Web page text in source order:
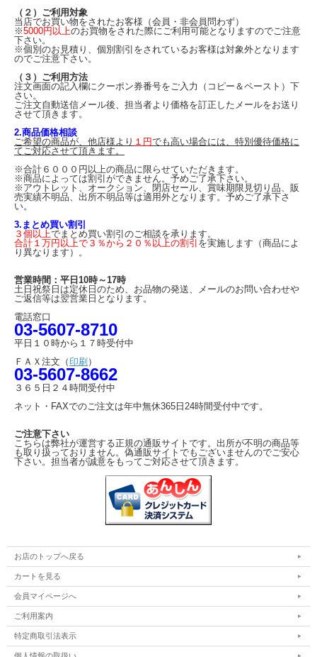
（２）ご利用対象
当店でお買い物をされたお客様（会員・非会員問わず）
※5000円以上のお買物をされた際にご利用可能となりますのでご注意
下さい。
※個別のお見積り、個別割引をされているお客様は対象外となります
のでご注意下さい。
（３）ご利用方法
注文画面の記入欄にクーポン券番号をご入力（コピー＆ペースト）下
さい。
ご注文自動送信メール後、担当者より価格を訂正したメールをお送り
させて頂きます。
2.商品価格相談
ご希望の商品が、他店様より １円でも高い場合には、特別優待価格に
てご対応させて頂きます。
※合計６０００円以上の商品に限らせていただきます。
※商品によっては割引ができません。予めご了承下さい。
※アウトレット、オークション、閉店セール、賞味期限見切り品、販
売実績不明品、出所不明品等は適用外となります。予めご了承下さ
い。
3.まとめ買い割引
３個以上でまとめ買い割引のご相談を承ります。
合計１万円以上で３％から２０％以上の割引 を実施します（商品によ
り異なります）。
営業時間：平日10時～17時
土日祝祭日は定休日のため、お品物の発送、メールのお問い合わせや
ご返信等は翌営業日となります。
電話窓口
03-5607-8710
平日１０時から１７時受付中
ＦＡＸ注文（ 印刷 ）
03-5607-8662
３６５日２４時間受付中
ネット・FAXでのご注文は年中無休365日24時間受付中です。
ご注意下さい
こちらは弊社が運営する正規の通販サイトです。出所が不明の商品等
も取り扱っておりません。偽通販サイトでもございませんのでご安心
下さい。担当者が誠意をもってご対応させて頂きます。
お店のトップへ戻る
カートを見る
会員マイページへ
ご利用案内
特定商取引法表示